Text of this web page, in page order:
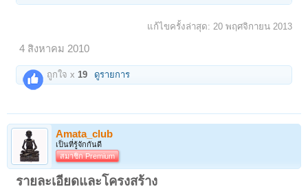
แก้ไขครั้งล่าสุด: 20 พฤศจิกายน 2013
4 สิงหาคม 2010
ถูกใจ x19 ดูรายการ
Amata_club
เป็นที่รู้จักกันดี
สมาชิก Premium
รายละเอียดและโครงสร้าง